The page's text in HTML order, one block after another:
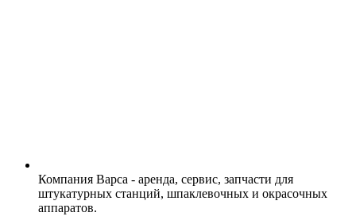
Компания Варса - аренда, сервис, запчасти для
штукатурных станций, шпаклевочных и окрасочных
аппаратов.